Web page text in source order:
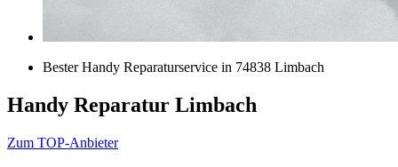
Bester Handy Reparaturservice in 74838 Limbach
Handy Reparatur Limbach
Zum TOP-Anbieter